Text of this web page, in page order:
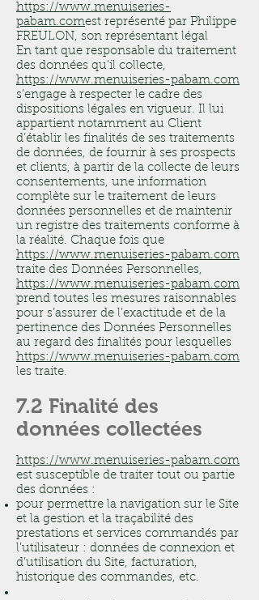
https://www.menuiseries-
pabam.comest représenté par Philippe
FREULON, son représentant légal
En tant que responsable du traitement
des données qu’il collecte,
https://www.menuiseries-pabam.com
s’engage à respecter le cadre des
dispositions légales en vigueur. Il lui
appartient notamment au Client
d’établir les finalités de ses traitements
de données, de fournir à ses prospects
et clients, à partir de la collecte de leurs
consentements, une information
complète sur le traitement de leurs
données personnelles et de maintenir
un registre des traitements conforme à
la réalité. Chaque fois que
https://www.menuiseries-pabam.com
traite des Données Personnelles,
https://www.menuiseries-pabam.com
prend toutes les mesures raisonnables
pour s’assurer de l’exactitude et de la
pertinence des Données Personnelles
au regard des finalités pour lesquelles
https://www.menuiseries-pabam.com
les traite.
7.2 Finalité des
données collectées
https://www.menuiseries-pabam.com
est susceptible de traiter tout ou partie
des données :
pour permettre la navigation sur le Site
et la gestion et la traçabilité des
prestations et services commandés par
l’utilisateur : données de connexion et
d’utilisation du Site, facturation,
historique des commandes, etc.